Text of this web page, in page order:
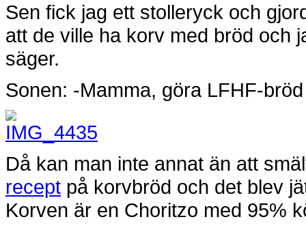
Sen fick jag ett stolleryck och
att de ville ha korv med bröd och
säger.
Sonen: -Mamma, göra LFHF-
Då kan man inte annat än att
recept på korvbröd och det blev
Korven är en Choritzo med 95%